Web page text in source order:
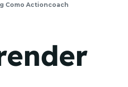
Como Actioncoach